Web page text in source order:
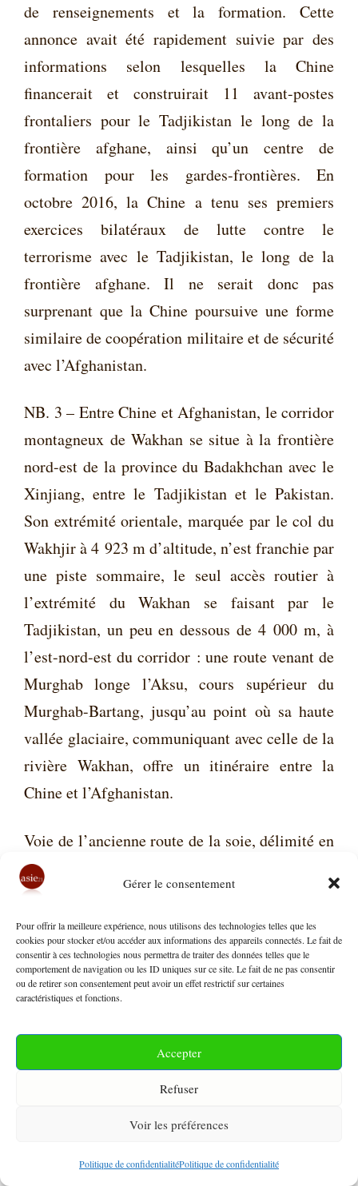
Gérer le consentement
Pour offrir la meilleure expérience, nous utilisons des technologies telles que les
cookies pour stocker et/ou accéder aux informations des appareils connectés. Le fait de
consentir à ces technologies nous permettra de traiter des données telles que le
comportement de navigation ou les ID uniques sur ce site. Le fait de ne pas consentir
ou de retirer son consentement peut avoir un effet restrictif sur certaines
caractéristiques et fonctions.
Accepter
Refuser
Voir les préférences
Politique de confidentialitéPolitique de confidentialité
de renseignements et la formation. Cette
annonce avait été rapidement suivie par des
informations selon lesquelles la Chine
financerait et construirait 11 avant-postes
frontaliers pour le Tadjikistan le long de la
frontière afghane, ainsi qu’un centre de
formation pour les gardes-frontières. En
octobre 2016, la Chine a tenu ses premiers
exercices bilatéraux de lutte contre le
terrorisme avec le Tadjikistan, le long de la
frontière afghane. Il ne serait donc pas
surprenant que la Chine poursuive une forme
similaire de coopération militaire et de sécurité
avec l’Afghanistan.
NB. 3 – Entre Chine et Afghanistan, le corridor
montagneux de Wakhan se situe à la frontière
nord-est de la province du Badakhchan avec le
Xinjiang, entre le Tadjikistan et le Pakistan.
Son extrémité orientale, marquée par le col du
Wakhjir à 4 923 m d’altitude, n’est franchie par
une piste sommaire, le seul accès routier à
l’extrémité du Wakhan se faisant par le
Tadjikistan, un peu en dessous de 4 000 m, à
l’est-nord-est du corridor : une route venant de
Murghab longe l’Aksu, cours supérieur du
Murghab-Bartang, jusqu’au point où sa haute
vallée glaciaire, communiquant avec celle de la
rivière Wakhan, offre un itinéraire entre la
Chine et l’Afghanistan.
Voie de l’ancienne route de la soie, délimité en
1963 entre le royaume d’Afghanistan et la RP
de Chine, ce corridor avait été conçu au 19
e
siècle pour séparer l’Empire des Indes de la
Russie.
NB. 4 – Pékin a renforcé la coopération
ressources naturelles, avec plus de 1400
gisements minéraux – notamment celui de Mes
seconde plus importante réserve mondiale non
exploitée de ce minerai, dont l’exploitation